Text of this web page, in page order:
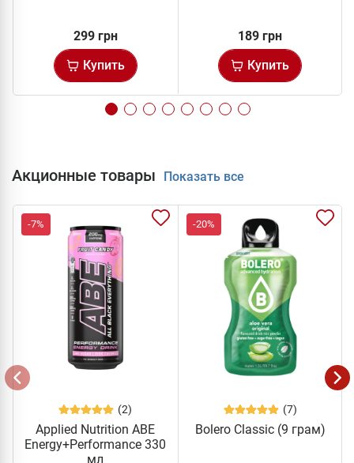
299 грн
Купить
189 грн
Купить
Акционные товары Показать все
-7%
(2)
Applied Nutrition ABE
Energy+Performance 330
мл
-20%
(7)
Bolero Classic (9 грам)